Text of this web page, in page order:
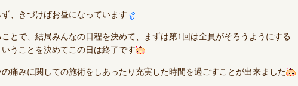
、きづけばお昼になっています
とで、結局みんなの日程を決めて、まずは第1回は全員がそろうようにする
うことを決めてこの日は終了です
痛みに関しての施術をしあったり充実した時間を過ごすことが出来ました